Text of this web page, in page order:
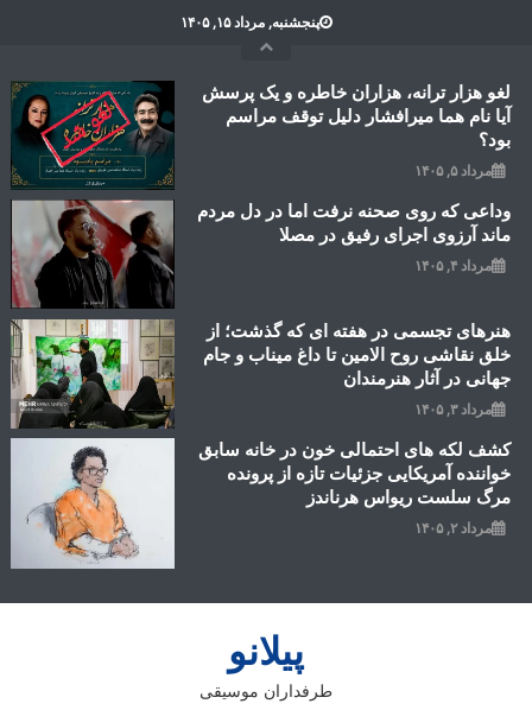
پنجشنبه, مرداد ۱۵, ۱۴۰۵
لغو هزار ترانه، هزاران خاطره و یک پرسش
آیا نام هما میرافشار دلیل توقف مراسم
بود؟
مرداد ۵, ۱۴۰۵
وداعی که روی صحنه نرفت اما در دل مردم
ماند آرزوی اجرای رفیق در مصلا
مرداد ۴, ۱۴۰۵
هنرهای تجسمی در هفته ای که گذشت؛ از
خلق نقاشی روح الامین تا داغ میناب و جام
جهانی در آثار هنرمندان
مرداد ۳, ۱۴۰۵
کشف لکه های احتمالی خون در خانه سابق
خواننده آمریکایی جزئیات تازه از پرونده
مرگ سلست ریواس هرناندز
مرداد ۲, ۱۴۰۵
پیلانو
طرفداران موسیقی